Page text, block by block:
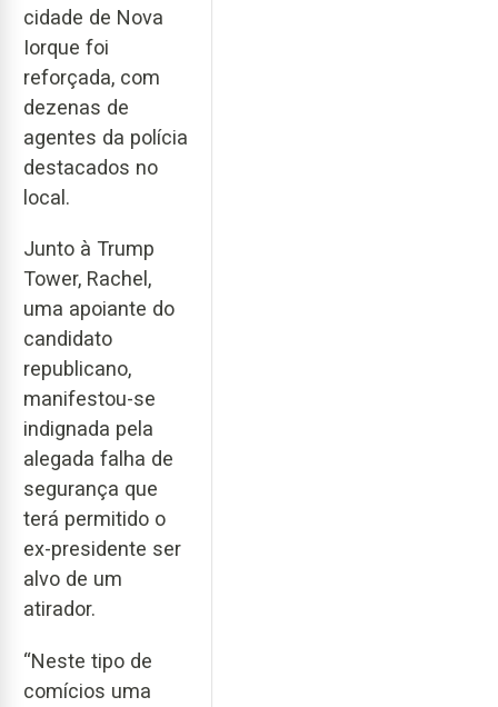
cidade de Nova
Iorque foi
reforçada, com
dezenas de
agentes da polícia
destacados no
local.
Junto à Trump
Tower, Rachel,
uma apoiante do
candidato
republicano,
manifestou-se
indignada pela
alegada falha de
segurança que
terá permitido o
ex-presidente ser
alvo de um
atirador.
“Neste tipo de
comícios uma